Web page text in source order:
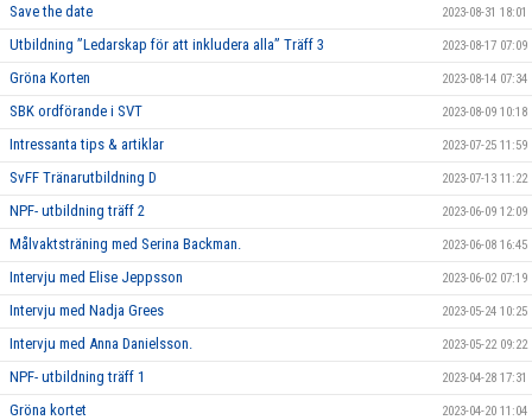
Save the date 2023-08-31 18:01
Utbildning ”Ledarskap för att inkludera alla” Träff 3 2023-08-17 07:09
Gröna Korten 2023-08-14 07:34
SBK ordförande i SVT 2023-08-09 10:18
Intressanta tips & artiklar 2023-07-25 11:59
SvFF Tränarutbildning D 2023-07-13 11:22
NPF- utbildning träff 2 2023-06-09 12:09
Målvaktsträning med Serina Backman. 2023-06-08 16:45
Intervju med Elise Jeppsson 2023-06-02 07:19
Intervju med Nadja Grees 2023-05-24 10:25
Intervju med Anna Danielsson. 2023-05-22 09:22
NPF- utbildning träff 1 2023-04-28 17:31
Gröna kortet 2023-04-20 11:04